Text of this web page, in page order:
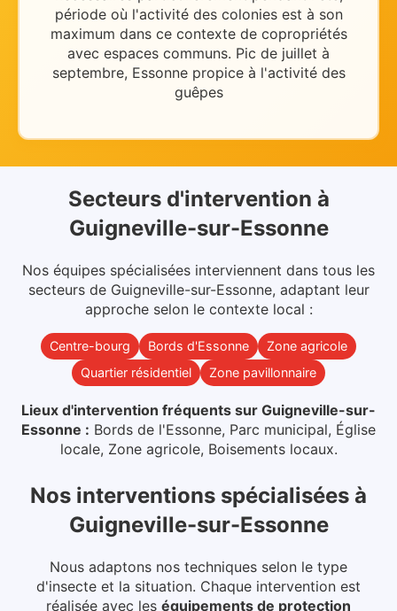
période où l'activité des colonies est à son
maximum dans ce contexte de copropriétés
avec espaces communs. Pic de juillet à
septembre, Essonne propice à l'activité des
guêpes
Secteurs d'intervention à
Guigneville-sur-Essonne
Nos équipes spécialisées interviennent dans tous les
secteurs de Guigneville-sur-Essonne, adaptant leur
approche selon le contexte local :
Centre-bourg Bords d'Essonne
Zone agricole
Quartier résidentiel
Zone pavillonnaire
Lieux d'intervention fréquents sur Guigneville-sur-
Essonne : Bords de l'Essonne, Parc municipal, Église
locale, Zone agricole, Boisements locaux.
Nos interventions spécialisées à
Guigneville-sur-Essonne
Nous adaptons nos techniques selon le type
d'insecte et la situation. Chaque intervention est
réalisée avec les équipements de protection